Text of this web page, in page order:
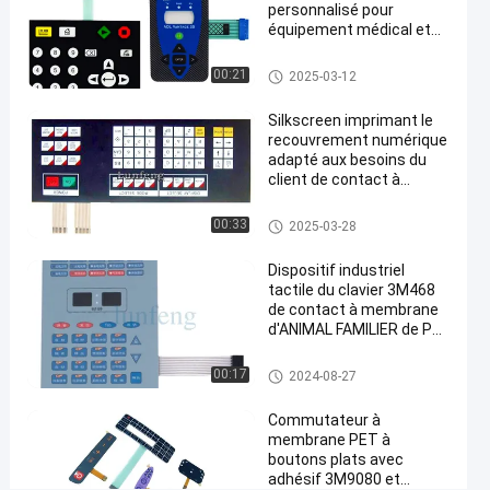
de
protection
de
contact
membrane
Contact à
d'ANIMAL
FAMILIER
56
de vue
Partager
#
Contact à
membrane
d'ANIMAL
Pantone
00:21
personnalisé pour
équipement médical et
Contact à membrane d'ANIMA
L FAMILIER
2025-03-12
00:33
Silkscreen imprimant le
recouvrement numérique
adapté aux besoins du
client de contact à
FAMILIER de conception
Contact à membrane d'ANIMA
L FAMILIER
2025-03-28
00:17
Dispositif industriel
tactile du clavier 3M468
de contact à membrane
d'ANIMAL FAMILIER de PC
Contact à membrane d'ANIMA
L FAMILIER
2024-08-27
Commutateur à
membrane PET à
boutons plats avec
adhésif 3M9080 et